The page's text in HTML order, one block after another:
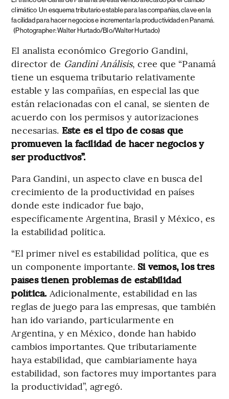
climático Un esquema tributario estable para las compañías, clave en la
facilidad para hacer negocios e incrementar la productividad en Panamá.
(Photographer: Walter Hurtado/Blo/Walter Hurtado)
El analista económico Gregorio Gandini,
director de Gandini Análisis, cree que “Panamá
tiene un esquema tributario relativamente
estable y las compañías, en especial las que
están relacionadas con el canal, se sienten de
acuerdo con los permisos y autorizaciones
necesarias. Este es el tipo de cosas que
promueven la facilidad de hacer negocios y
ser productivos”.
Para Gandini, un aspecto clave en busca del
crecimiento de la productividad en países
donde este indicador fue bajo,
específicamente Argentina, Brasil y México, es
la estabilidad política.
“El primer nivel es estabilidad política, que es
un componente importante. Si vemos, los tres
países tienen problemas de estabilidad
política. Adicionalmente, estabilidad en las
reglas de juego para las empresas, que también
han ido variando, particularmente en
Argentina, y en México, donde han habido
cambios importantes. Que tributariamente
haya estabilidad, que cambiariamente haya
estabilidad, son factores muy importantes para
la productividad”, agregó.